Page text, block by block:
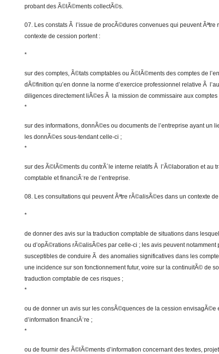
probant des Ã©lÃ©ments collectÃ©s.
07. Les constats Ã l’issue de procÃ©dures convenues qui peuvent
contexte de cession portent :
*
sur des comptes, Ã©tats comptables ou Ã©lÃ©ments des comptes de
dÃ©finition qu’en donne la norme d’exercice professionnel relative Ã
diligences directement liÃ©es Ã la mission de commissaire aux comptes
*
sur des informations, donnÃ©es ou documents de l’entreprise ayant un
les donnÃ©es sous-tendant celle-ci ;
*
sur des Ã©lÃ©ments du contrÃ´le interne relatifs Ã l’Ã©laboration et au
comptable et financiÃ¨re de l’entreprise.
08. Les consultations qui peuvent Ãªtre rÃ©alisÃ©es dans un contexte
*
de donner des avis sur la traduction comptable de situations dans
ou d’opÃ©rations rÃ©alisÃ©es par celle-ci ; les avis peuvent notamment
susceptibles de conduire Ã des anomalies significatives dans les
une incidence sur son fonctionnement futur, voire sur la continuitÃ© de
traduction comptable de ces risques ;
*
ou de donner un avis sur les consÃ©quences de la cession envisagÃ©e
d’information financiÃ¨re ;
*
ou de fournir des Ã©lÃ©ments d’information concernant des textes,